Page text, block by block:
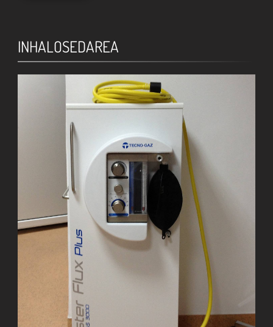
INHALOSEDAREA